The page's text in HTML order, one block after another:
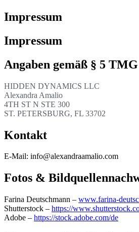
Impressum
Impressum
Angaben gemäß § 5 TMG
HIDDEN DYNAMICS LLC
Alexandra Amalio
4TH ST N STE 300
ST. PETERSBURG, FL 33702
Kontakt
E-Mail: info@alexandraamalio.com
Fotos &
Farina Deutschmann – www.farina-
Shutterstock – https://
Adobe – https://stock.adobe.com/de